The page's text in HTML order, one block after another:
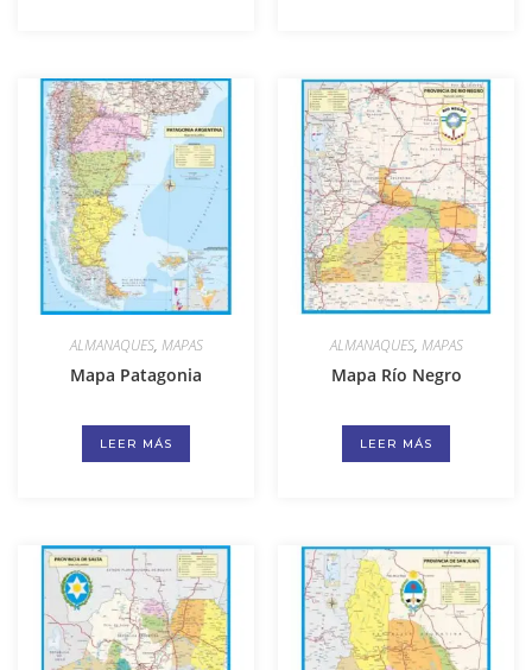
ALMANAQUES, MAPAS
Mapa Patagonia
LEER MÁS
ALMANAQUES, MAPAS
Mapa Río Negro
LEER MÁS